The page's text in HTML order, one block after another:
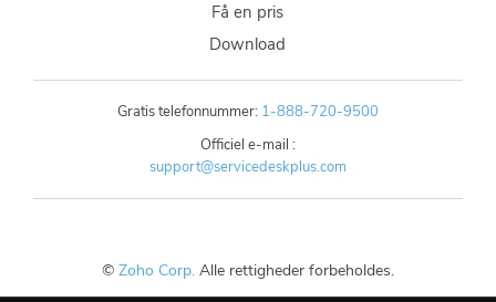
Få en pris
Download
Gratis telefonnummer: 1-888-720-9500
Officiel e-mail :
support@servicedeskplus.com
© Zoho Corp. Alle rettigheder forbeholdes.